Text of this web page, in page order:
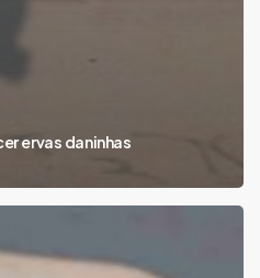
ervas daninhas